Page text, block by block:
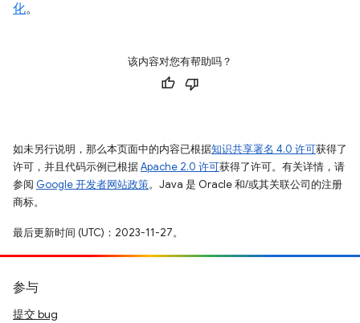
化。
该内容对您有帮助吗？
如未另行说明，那么本页面中的内容已根据知识共享署名 4.0 许可获得了
许可，并且代码示例已根据Apache 2.0 许可获得了许可。有关详情，请
参阅 Google 开发者网站政策。Java 是 Oracle 和/或其关联公司的注册
商标。
最后更新时间 (UTC)：2023-11-27。
参与
提交 bug